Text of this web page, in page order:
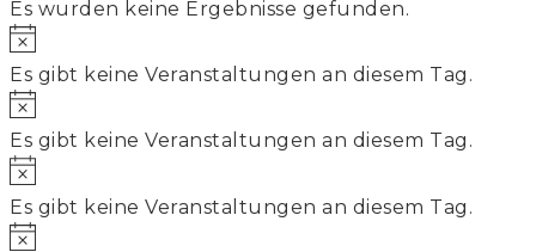
Es wurden keine Ergebnisse gefunden.
Es gibt keine Veranstaltungen an diesem Tag.
Es gibt keine Veranstaltungen an diesem Tag.
Es gibt keine Veranstaltungen an diesem Tag.